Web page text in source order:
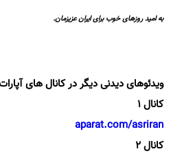
به امید روزهای خوب برای ایران عزیزمان.
ویدئوهای دیدنی دیگر در کانال های
کانال 1
aparat.com/asriran
کانال 2